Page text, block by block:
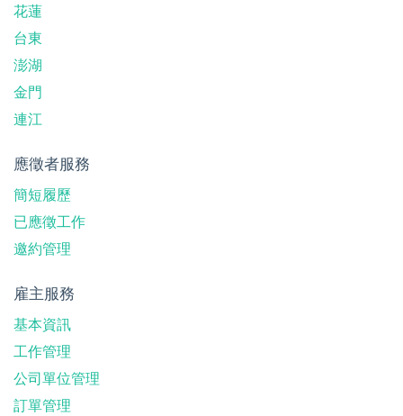
花蓮
台東
澎湖
金門
連江
應徵者服務
簡短履歷
已應徵工作
邀約管理
雇主服務
基本資訊
工作管理
公司單位管理
訂單管理